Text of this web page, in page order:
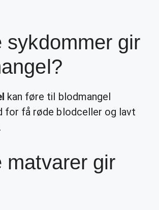
sykdommer gir
kan føre til blodmangel
for få røde blodceller og lavt
matvarer gir